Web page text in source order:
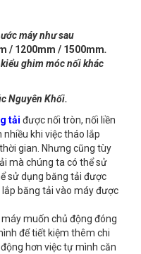
máy như sau
/ 1200mm / 1500mm.
ghim móc nối khác
Nguyên Khối.
tải được nối tròn, nối liền
khi việc tháo lắp
gian. Nhưng cũng tùy
mà chúng ta có thể sử
sử dụng băng tải được
băng tải vào máy được
muốn chủ động đóng
để tiết kiệm thêm chi
hơn việc tự mình căn